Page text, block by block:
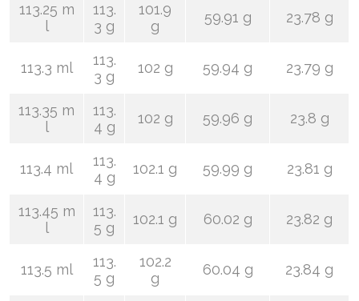
113.25 m
l
113.
3 g
101.9
g
59.91 g 23.78 g
113.3 ml
113.
3 g
102 g 59.94 g 23.79 g
113.35 m
l
113.
4 g
102 g 59.96 g 23.8 g
113.4 ml
113.
4 g
102.1 g 59.99 g 23.81 g
113.45 m
l
113.
5 g
102.1 g 60.02 g 23.82 g
113.5 ml
113.
5 g
102.2
g
60.04 g 23.84 g